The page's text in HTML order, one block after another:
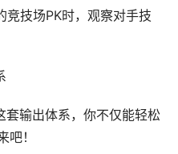
技场PK时，观察对手技
输出体系，你不仅能轻松
！